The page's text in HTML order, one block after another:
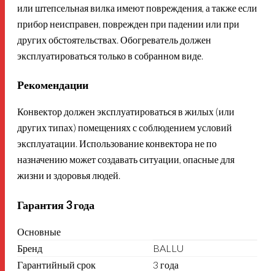
или штепсельная вилка имеют повреждения, а также если
прибор неисправен, поврежден при падении или при
других обстоятельствах. Обогреватель должен
эксплуатироваться только в собранном виде.
Рекомендации
Конвектор должен эксплуатироваться в жилых (или
других типах) помещениях с соблюдением условий
эксплуатации. Использование конвектора не по
назначению может создавать ситуации, опасные для
жизни и здоровья людей.
Гарантия 3 года
Основные
Бренд
BALLU
Гарантийный срок
3 года